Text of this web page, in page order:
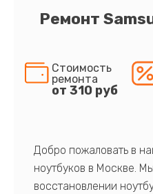
Ремонт
Стоимость
ремонта
от 310 руб
Добро пожаловать в
ноутбуков в Москве.
восстановлении